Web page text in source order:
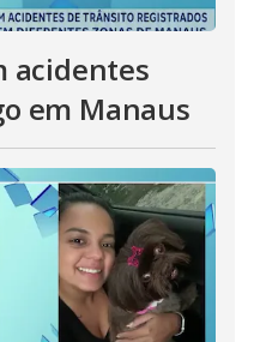
acidentes
em Manaus